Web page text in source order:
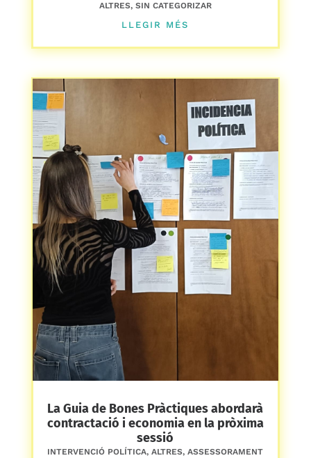
ALTRES, SIN CATEGORIZAR
LLEGIR MÉS
La Guia de Bones Pràctiques abordarà
contractació i economia en la pròxima
sessió
INTERVENCIÓ POLÍTICA,ALTRES,ASSESSORAMENT